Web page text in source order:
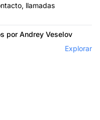
llamadas
por Andrey Veselov
Explorar